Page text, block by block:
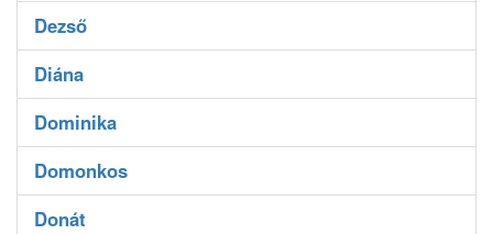
Dezső
Diána
Dominika
Domonkos
Donát